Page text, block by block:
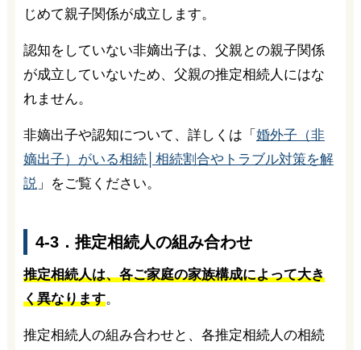
じめて親子関係が成立します。
認知をしていない非嫡出子は、父親との親子関係
が成立していないため、父親の推定相続人にはな
れません。
非嫡出子や認知について、詳しくは「 婚外子（非
嫡出子）がいる相続│相続割合やトラブル対策を解
説」をご覧ください。
4-3．推定相続人の組み合わせ
推定相続人は、各ご家庭の家族構成によって大き
く異なります。
推定相続人の組み合わせと、各推定相続人の相続